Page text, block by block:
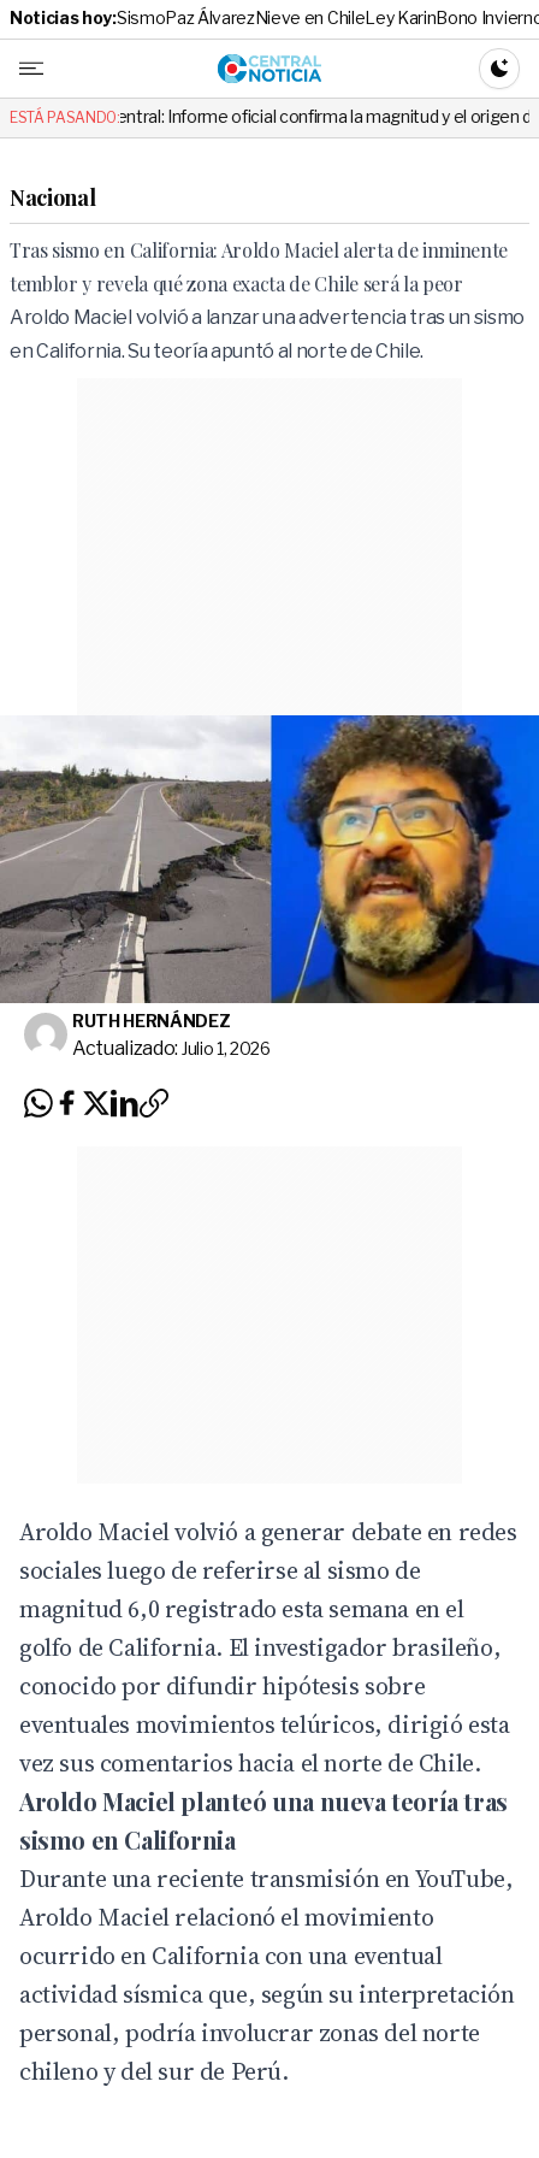
Noticias hoy:SismoPaz ÁlvarezNieve en ChileLey KarinBono
Central
ESTÁ PASANDO:
Informe oficial confirma la magnitud y el origen del temblor
Nacional
Tras sismo en California: Aroldo Maciel alerta de inminente
temblor y revela qué zona exacta de Chile será la peor
Aroldo Maciel volvió a lanzar una advertencia tras un sismo
en California. Su teoría apuntó al norte de Chile.
RUTH HERNÁNDEZ
Actualizado: Julio 1, 2026
Aroldo Maciel volvió a generar debate en redes
sociales luego de referirse al sismo de
magnitud 6,0 registrado esta semana en el
golfo de California. El investigador brasileño,
conocido por difundir hipótesis sobre
eventuales movimientos telúricos, dirigió esta
vez sus comentarios hacia el norte de Chile.
Aroldo Maciel planteó una nueva teoría tras
sismo en California
Durante una reciente transmisión enYouTube,
Aroldo Maciel relacionó el movimiento
ocurrido en California con una eventual
actividad sísmica que, según su interpretación
personal, podría involucrar zonas del norte
chileno y del sur de Perú.